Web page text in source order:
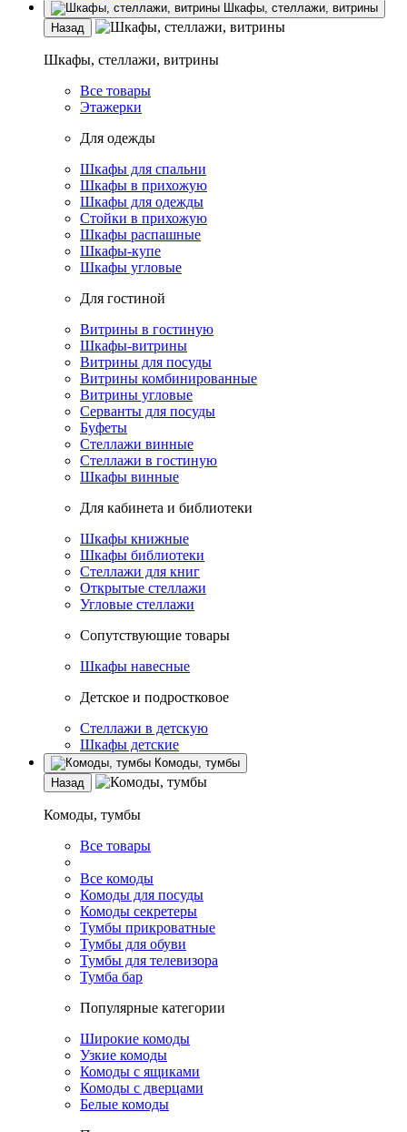
Шкафы, стеллажи, витрины
Назад
Шкафы, стеллажи, витрины
Все товары
Этажерки
Для одежды
Шкафы для спальни
Шкафы в прихожую
Шкафы для одежды
Стойки в прихожую
Шкафы распашные
Шкафы-купе
Шкафы угловые
Для гостиной
Витрины в гостиную
Шкафы-витрины
Витрины для посуды
Витрины комбинированные
Витрины угловые
Серванты для посуды
Буфеты
Стеллажи винные
Стеллажи в гостиную
Шкафы винные
Для кабинета и библиотеки
Шкафы книжные
Шкафы библиотеки
Стеллажи для книг
Открытые стеллажи
Угловые стеллажи
Сопутствующие товары
Шкафы навесные
Детское и подростковое
Стеллажи в детскую
Шкафы детские
Комоды, тумбы
Назад
Комоды, тумбы
Все товары
Все комоды
Комоды для посуды
Комоды секретеры
Тумбы прикроватные
Тумбы для обуви
Тумбы для телевизора
Тумба бар
Популярные категории
Широкие комоды
Узкие комоды
Комоды с ящиками
Комоды с дверцами
Белые комоды